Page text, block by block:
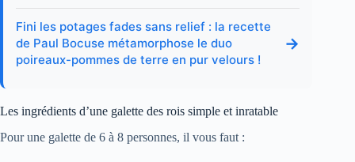
Fini les potages fades sans relief : la recette
de Paul Bocuse métamorphose le duo
poireaux-pommes de terre en pur velours !
→
Les ingrédients d’une galette des rois simple et inratable
Pour une galette de 6 à 8 personnes, il vous faut :